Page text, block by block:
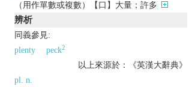
（用作單數或複數）【口】大量；許多
辨析
同義參見:
plenty
peck2
以上來源於：《英漢大辭典》
pl. n.